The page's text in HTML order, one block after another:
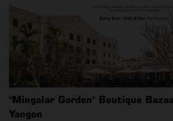
"Mingalar Garden" Boutique
Yangon